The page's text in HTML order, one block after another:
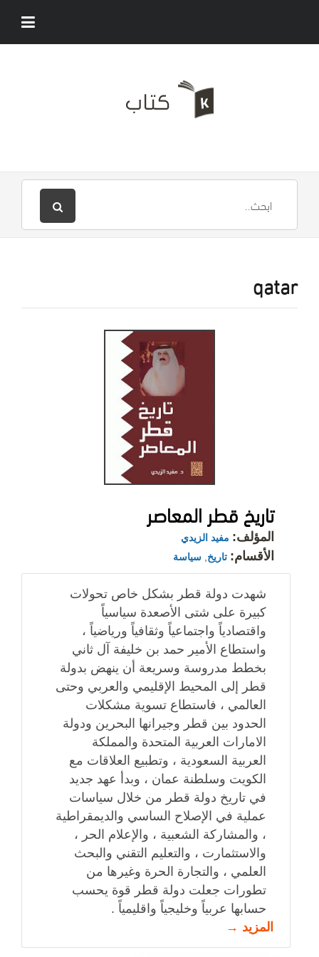
qatar
تاريخ قطر المعاصر
المؤلف: مفيد الزيدي
الأقسام: تاريخ سياسة
شهدت دولة قطر بشكل خاص تحولات
كبيرة على شتى الأصعدة سياسياً
واقتصادياً واجتماعياً ‏وثقافياً ورياضياً ،
واستطاع الأمير حمد بن خليفة آل ثاني
بخطط مدروسة وسريعة أن ينهض ‏بدولة
قطر إلى المحيط الإقليمي والعربي وحتى
العالمي ، فاستطاع تسوية مشكلات
الحدود بين ‏قطر وجيرانها البحرين ودولة
الامارات العربية المتحدة والمملكة
العربية السعودية ، وتطبيع ‏العلاقات مع
الكويت وسلطنة عمان ، وبدأ عهد جديد
في تاريخ دولة قطر من خلال سياسات
‏عملية في الإصلاح الساسي والديمقراطية
، والمشاركة الشعبية ، والإعلام الحر ،
والاستثمارت ، ‏والتعليم التقني والبحث
العلمي ، والتجارة الحرة وغيرها من
تطورات جعلت دولة قطر قوة ‏يحسب
حسابها عربياً وخليجياً واقليمياً .‏
المزيد →